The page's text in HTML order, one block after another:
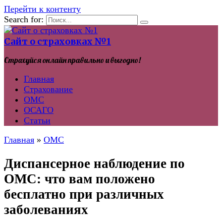
Перейти к контенту
Search for:
Сайт о страховках №1
Страхуйся онлайн правильно и выгодно!
Главная
Страхование
ОМС
ОСАГО
Статьи
Главная » ОМС
Диспансерное наблюдение по
ОМС: что вам положено
бесплатно при различных
заболеваниях